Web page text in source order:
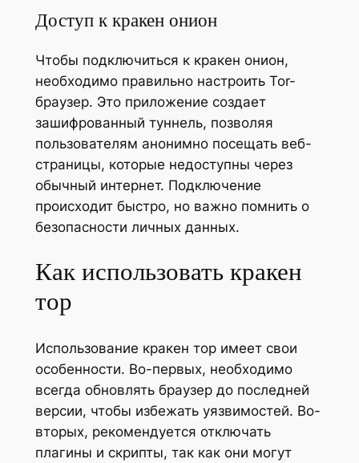
Доступ к кракен онион
Чтобы подключиться к кракен онион,
необходимо правильно настроить Tor-
браузер. Это приложение создает
зашифрованный туннель, позволяя
пользователям анонимно посещать веб-
страницы, которые недоступны через
обычный интернет. Подключение
происходит быстро, но важно помнить о
безопасности личных данных.
Как использовать кракен
тор
Использование кракен тор имеет свои
особенности. Во-первых, необходимо
всегда обновлять браузер до последней
версии, чтобы избежать уязвимостей. Во-
вторых, рекомендуется отключать
плагины и скрипты, так как они могут